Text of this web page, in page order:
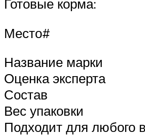
Готовые корма:
Место#
Название марки
Оценка эксперта
Состав
Вес упаковки
Подходит для любого